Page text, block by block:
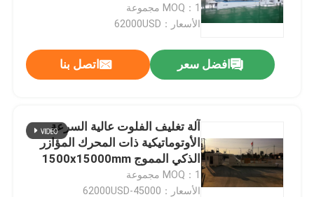
اتصل بنا
آلة تغليف الفلوت عالية السرعة عالية السرعة
تغليف litho
MOQ：1 مجموعة
الأسعار：62000USD
افضل سعر اتصل بنا
آلة تغليف الفلوت عالية السرعة
الأوتوماتيكية ذات المحرك المؤازر
الذكي المموج 1500x15000mm
MOQ：1 مجموعة
الأسعار：45000-62000USD